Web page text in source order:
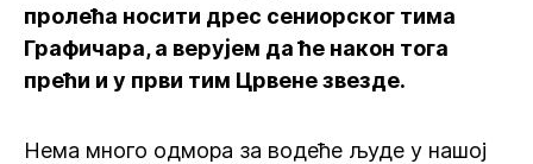
пролећа носити дрес сениорског тима
Графичара, а верујем да ће након тога
прећи и у први тим Црвене звезде.
Нема много одмора за водеће људе у нашој